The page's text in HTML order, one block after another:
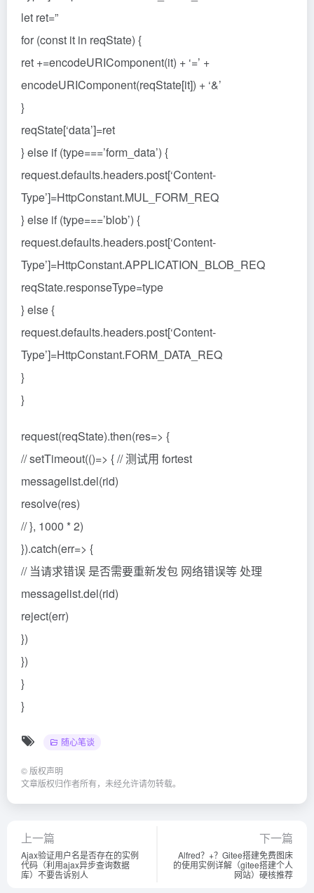
let ret=”
for (const it in reqState) {
ret +=encodeURIComponent(it) + ‘=’ +
encodeURIComponent(reqState[it]) + ‘&’
}
reqState[‘data’]=ret
} else if (type===’form_data’) {
request.defaults.headers.post[‘Content-
Type’]=HttpConstant.MUL_FORM_REQ
} else if (type===’blob’) {
request.defaults.headers.post[‘Content-
Type’]=HttpConstant.APPLICATION_BLOB_REQ
reqState.responseType=type
} else {
request.defaults.headers.post[‘Content-
Type’]=HttpConstant.FORM_DATA_REQ
}
}
request(reqState).then(res=> {
// setTimeout(()=> { // 测试用 fortest
messagelist.del(rid)
resolve(res)
// }, 1000 * 2)
}).catch(err=> {
// 当请求错误 是否需要重新发包 网络错误等 处理
messagelist.del(rid)
reject(err)
})
})
}
}
随心笔谈
© 版权声明
文章版权归作者所有，未经允许请勿转载。
上一篇
Ajax验证用户名是否存在的实例
代码（利用ajax异步查询数据
库）不要告诉别人
下一篇
Alfred？+？Gitee搭建免费图床
的使用实例详解（gitee搭建个人
网站）硬核推荐